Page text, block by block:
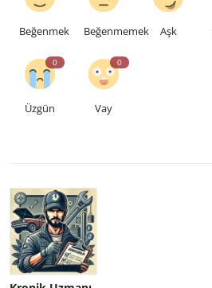
Beğenmek Beğenmemek Aşk
0
Üzgün
0
Vay